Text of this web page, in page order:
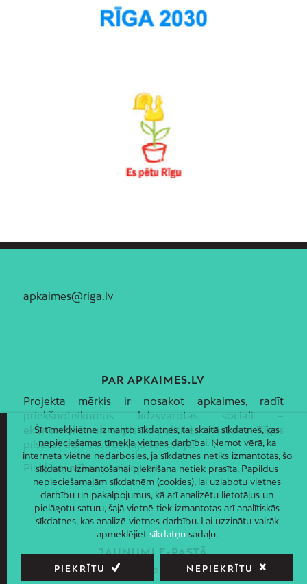
apkaimes@riga.lv
PAR APKAIMES.LV
Projekta mērķis ir nosakot apkaimes, radīt
priekšnoteikumus līdzsvarotas sociāli –
ekonomiskās un telpiskās politikas ieviešanai Rīgas
pilsētas administratīvajā teritorijā.
Piekļūstamības paziņojums
JAUNUMI E-PASTĀ
Piesakies un saņem jaunāko informāciju savā e-pastā!
Šī tīmekļvietne izmanto sīkdatnes, tai skaitā sīkdatnes, kas
nepieciešamas tīmekļa vietnes darbībai. Ņemot vērā, ka
interneta vietne nedarbosies, ja sīkdatnes netiks izmantotas, šo
sīkdatņu izmantošanai piekrišana netiek prasīta. Papildus
nepieciešamajām sīkdatnēm (cookies), lai uzlabotu vietnes
darbību un pakalpojumus, kā arī analizētu lietotājus un
pielāgotu saturu, šajā vietnē tiek izmantotas arī analītiskās
sīkdatnes, kas analizē vietnes darbību. Lai uzzinātu vairāk
apmeklējiet sīkdatņusadaļu.
PIEKRĪTU NEPIEKRĪTU